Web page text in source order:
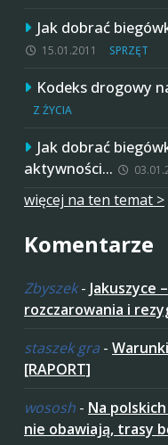
Jak dobrać
15.01.2011 SPRZĘT
Kodeks drogowy
Z ŻYCIA
Jak dobrać
aktywności…
więcej na ten temat >
Komentarze
Zbyszek- Jakuszyce
rozczarowania i
staszek gra -
[RAPORT]
wososh - Na
nie obawiają, trasy